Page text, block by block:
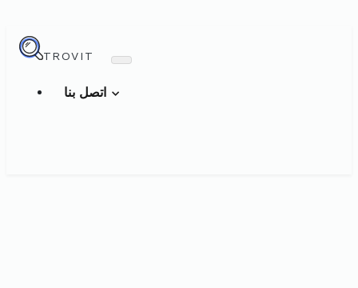
TROVIT